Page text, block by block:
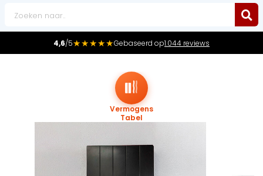
4,6/5★★★★★Gebaseerd op1.044 reviews
Vermogens
Tabel